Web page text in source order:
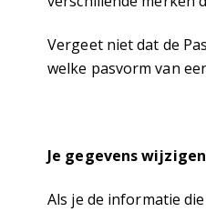
Vergeet niet dat de
welke pasvorm van
Je gegevens wijzigen
Als je de informatie